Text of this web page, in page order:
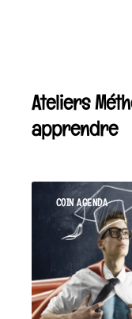
Ateliers
apprendre
COIN AGENDA